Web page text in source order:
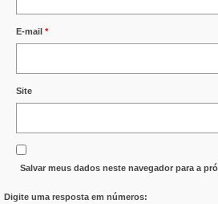
E-mail *
Site
Salvar meus dados neste navegador para a
Digite uma resposta em números: